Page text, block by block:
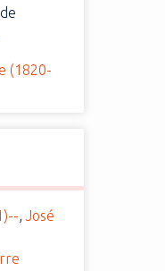
(1820-
,José